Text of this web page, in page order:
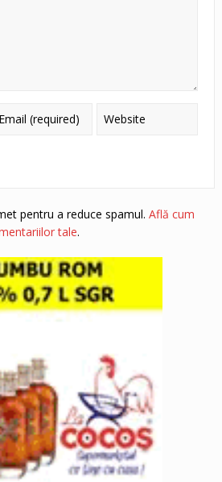
pentru a reduce spamul. Află cum
tale.